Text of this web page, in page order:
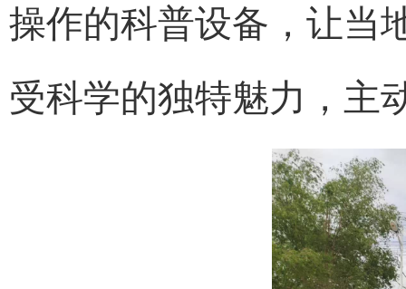
操作的科普设备，让当
受科学的独特魅力，主